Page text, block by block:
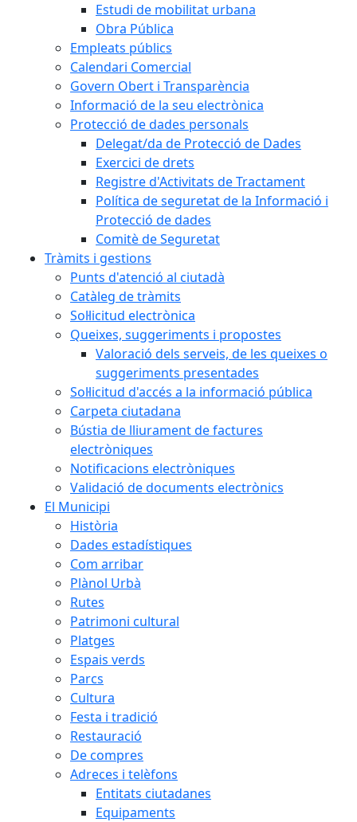
Estudi de mobilitat urbana
Obra Pública
Empleats públics
Calendari Comercial
Govern Obert i Transparència
Informació de la seu electrònica
Protecció de dades personals
Delegat/da de Protecció de Dades
Exercici de drets
Registre d'Activitats de Tractament
Política de seguretat de la Informació i
Protecció de dades
Comitè de Seguretat
Tràmits i gestions
Punts d'atenció al ciutadà
Catàleg de tràmits
Sol·licitud electrònica
Queixes, suggeriments i propostes
Valoració dels serveis, de les queixes o
suggeriments presentades
Sol·licitud d'accés a la informació pública
Carpeta ciutadana
Bústia de lliurament de factures
electròniques
Notificacions electròniques
Validació de documents electrònics
El Municipi
Història
Dades estadístiques
Com arribar
Plànol Urbà
Rutes
Patrimoni cultural
Platges
Espais verds
Parcs
Cultura
Festa i tradició
Restauració
De compres
Adreces i telèfons
Entitats ciutadanes
Equipaments